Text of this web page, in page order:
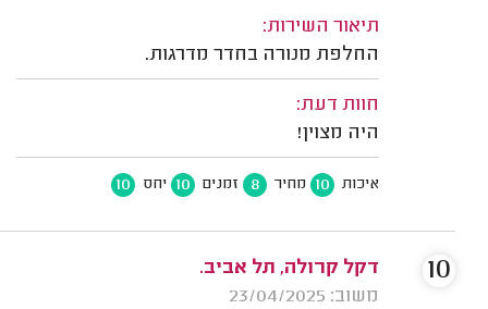
תיאור השירות:
החלפת מנורה בחדר מדרגות.
חוות דעת:
היה מצוין!
איכות 10 מחיר 8 זמנים 10 יחס 10
דקל קרולה, תל אביב.
משוב: 23/04/2025
10